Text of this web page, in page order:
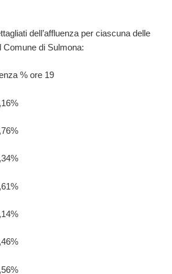
dell’affluenza per ciascuna delle
Comune di Sulmona:
% ore 19